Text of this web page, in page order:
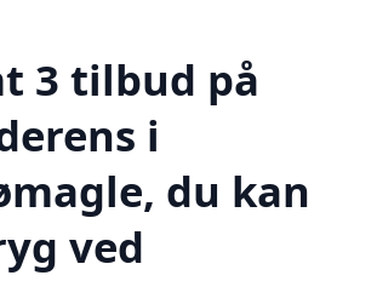
3 tilbud på
i
du kan
ved